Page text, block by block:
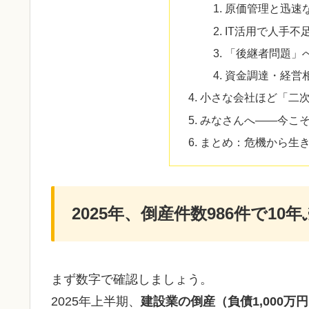
原価管理と迅速
IT活用で人手不
「後継者問題」
資金調達・経営
小さな会社ほど「二
みなさんへ——今こ
まとめ：危機から生
2025年、倒産件数986件で10
まず数字で確認しましょう。
2025年上半期、 建設業の倒産（負債1,000万